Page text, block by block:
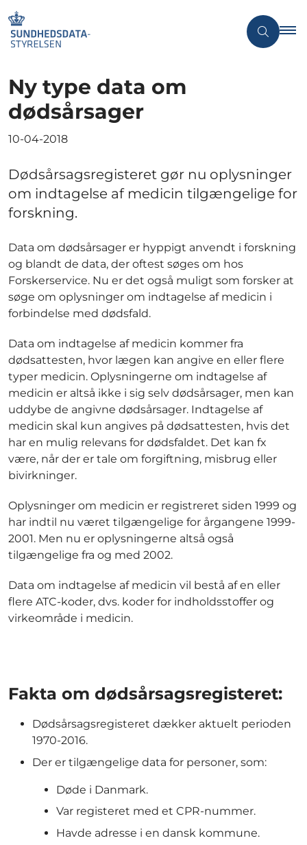
Ny type data om
dødsårsager
10-04-2018
Dødsårsagsregisteret gør nu oplysninger
om indtagelse af medicin tilgængelige for
forskning.
Data om dødsårsager er hyppigt anvendt i forskning
og blandt de data, der oftest søges om hos
Forskerservice. Nu er det også muligt som forsker at
søge om oplysninger om indtagelse af medicin i
forbindelse med dødsfald.
Data om indtagelse af medicin kommer fra
dødsattesten, hvor lægen kan angive en eller flere
typer medicin. Oplysningerne om indtagelse af
medicin er altså ikke i sig selv dødsårsager, men kan
uddybe de angivne dødsårsager. Indtagelse af
medicin skal kun angives på dødsattesten, hvis det
har en mulig relevans for dødsfaldet. Det kan fx
være, når der er tale om forgiftning, misbrug eller
bivirkninger.
Oplysninger om medicin er registreret siden 1999 og
har indtil nu været tilgængelige for årgangene 1999-
2001. Men nu er oplysningerne altså også
tilgængelige fra og med 2002.
Data om indtagelse af medicin vil bestå af en eller
flere ATC-koder, dvs. koder for indholdsstoffer og
virkeområde i medicin.
Fakta om dødsårsagsregisteret:
Dødsårsagsregisteret dækker aktuelt perioden
1970-2016.
Der er tilgængelige data for personer, som:
Døde i Danmark.
Var registeret med et CPR-nummer.
Havde adresse i en dansk kommune.